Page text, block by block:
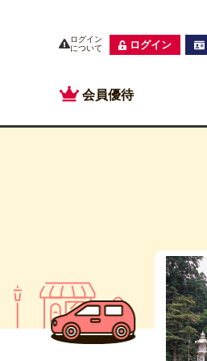
ログイン
について
ログイン
会員優待